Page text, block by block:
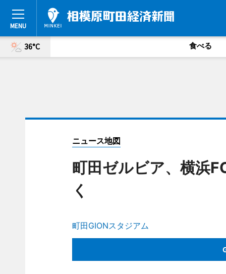
36°C 食べる
ニュース地図
町田ゼルビア、横浜
く
町田GIONスタジアム